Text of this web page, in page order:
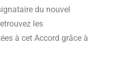
du nouvel
les
à cet Accord grâce à